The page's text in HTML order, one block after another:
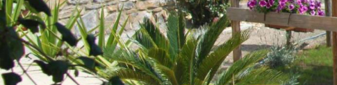
Ricerca
case
Blog
multiscelta
Qualsiasi